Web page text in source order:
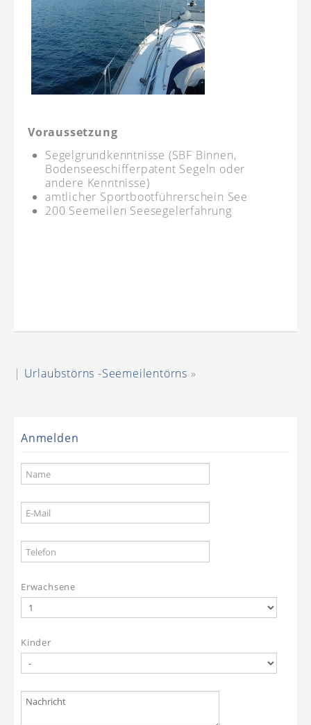
Voraussetzung
Segelgrundkenntnisse (SBF Binnen,
Bodenseeschifferpatent Segeln oder
andere Kenntnisse)
amtlicher Sportbootführerschein See
200 Seemeilen Seesegelerfahrung
| Urlaubstörns -Seemeilentörns »
Anmelden
Erwachsene
Kinder